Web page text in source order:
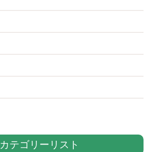
カテゴリーリスト